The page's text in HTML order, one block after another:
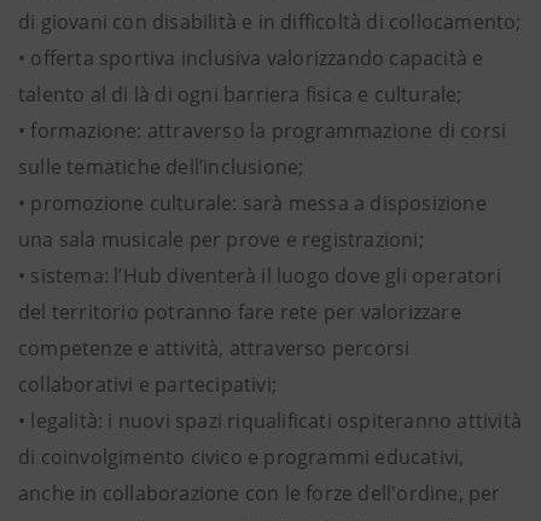
di giovani con disabilità e in difficoltà di collocamento;
• offerta sportiva inclusiva valorizzando capacità e
talento al di là di ogni barriera fisica e culturale;
• formazione: attraverso la programmazione di corsi
sulle tematiche dell’inclusione;
• promozione culturale: sarà messa a disposizione
una sala musicale per prove e registrazioni;
• sistema: l’Hub diventerà il luogo dove gli operatori
del territorio potranno fare rete per valorizzare
competenze e attività, attraverso percorsi
collaborativi e partecipativi;
• legalità: i nuovi spazi riqualificati ospiteranno attività
di coinvolgimento civico e programmi educativi,
anche in collaborazione con le forze dell'ordine, per